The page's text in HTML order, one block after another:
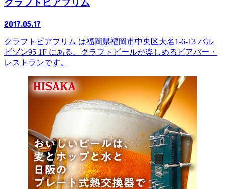
クラフトビアブリム
2017.05.17
クラフトビアブリム は福岡県福岡市中央区大名1-6-13 バル
ビゾン95 1F にある、クラフトビールが楽しめるビアバー・
レストランです。